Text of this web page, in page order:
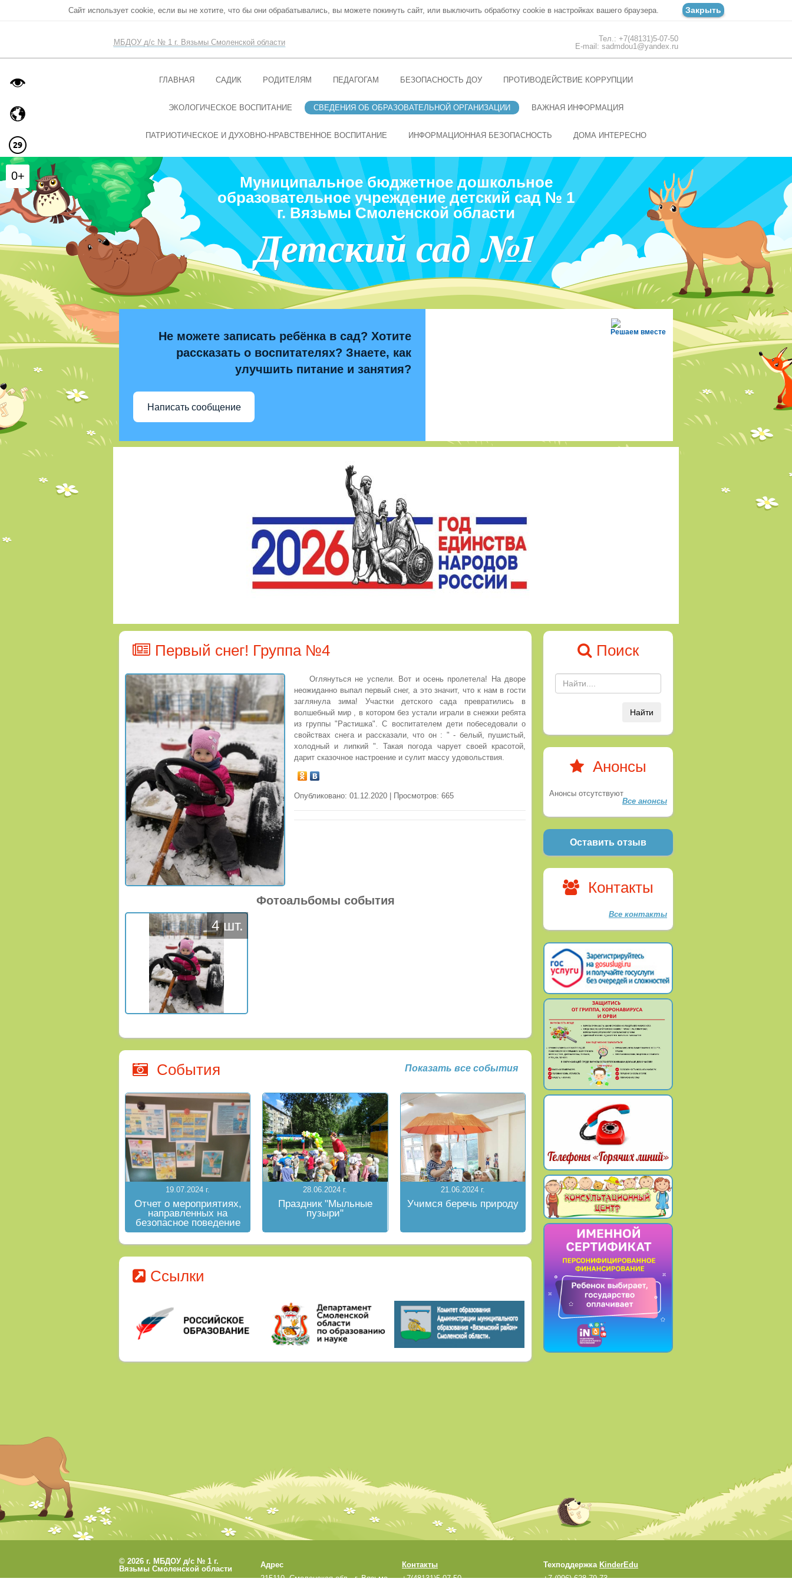
Сайт использует cookie, если вы не хотите, что бы они обрабатывались, вы можете покинуть сайт, или выключить обработку cookie в настройках вашего браузера. Закрыть
МБДОУ д/с № 1 г. Вязьмы Смоленской области
Тел.: +7(48131)5-07-50
E-mail: sadmdou1@yandex.ru
ГЛАВНАЯ САДИК РОДИТЕЛЯМ ПЕДАГОГАМ БЕЗОПАСНОСТЬ ДОУ ПРОТИВОДЕЙСТВИЕ КОРРУПЦИИ
ЭКОЛОГИЧЕСКОЕ ВОСПИТАНИЕ СВЕДЕНИЯ ОБ ОБРАЗОВАТЕЛЬНОЙ ОРГАНИЗАЦИИ ВАЖНАЯ ИНФОРМАЦИЯ
ПАТРИОТИЧЕСКОЕ И ДУХОВНО-НРАВСТВЕННОЕ ВОСПИТАНИЕ ИНФОРМАЦИОННАЯ БЕЗОПАСНОСТЬ ДОМА ИНТЕРЕСНО
Муниципальное бюджетное дошкольное
образовательное учреждение детский сад № 1
г. Вязьмы Смоленской области
Детский сад №1
Решаем вместе
Не можете записать ребёнка в сад? Хотите
рассказать о воспитателях? Знаете, как
улучшить питание и занятия?
Написать сообщение
Первый снег! Группа №4
Оглянуться не успели. Вот и осень пролетела! На дворе
неожиданно выпал первый снег, а это значит, что к нам в гости
заглянула зима! Участки детского сада превратились в
волшебный мир , в котором без устали играли в снежки ребята
из группы "Растишка". С воспитателем дети побеседовали о
свойствах снега и рассказали, что он : " - белый, пушистый,
холодный и липкий ". Такая погода чарует своей красотой,
дарит сказочное настроение и сулит массу удовольствия.
Опубликовано: 01.12.2020 | Просмотров: 665
Фотоальбомы события
4 шт.
События Показать все события
19.07.2024 г.
Отчет о мероприятиях,
направленных на
безопасное поведение
на водных объектах в
летний период
28.06.2024 г.
Праздник "Мыльные
пузыри"
21.06.2024 г.
Учимся беречь природу
Ссылки
Поиск
Найти
Анонсы
Анонсы отсутствуют
Все анонсы
Оставить отзыв
Контакты
Все контакты
© 2026 г. МБДОУ д/с № 1 г.
Вязьмы Смоленской области
Адрес
215110, Смоленская обл., г. Вязьма,
Контакты
+7(48131)5-07-50
Техподдержка KinderEdu
+7 (996) 628-79-73
0+